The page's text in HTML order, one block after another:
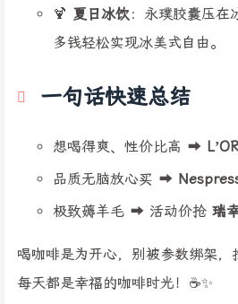
🍹 夏日冰饮 ：永璞胶囊压在
多钱轻松实现冰美式自由。
一句话快速总结
想喝得爽、性价比高 ➡️
品质无脑放心买 ➡️
极致薅羊毛 ➡️ 活动价抢 瑞
喝咖啡是为开心，别被参数绑架，
每天都是幸福的咖啡时光！☕️✨